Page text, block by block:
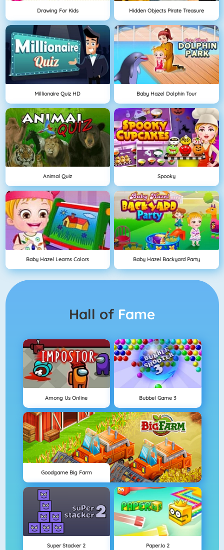
Drawing For Kids Hidden Objects Pirate Treasure
Millionaire Quiz HD Baby Hazel Dolphin Tour
Animal Quiz Spooky
Baby Hazel Learns Colors Baby Hazel Backyard Party
Hall of Fame
Among Us Online Bubbel Game 3
Goodgame Big Farm
Super Stacker 2 Paper.io 2